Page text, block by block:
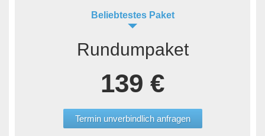
Beliebtestes Paket
Rundumpaket
139 €
Termin unverbindlich anfragen